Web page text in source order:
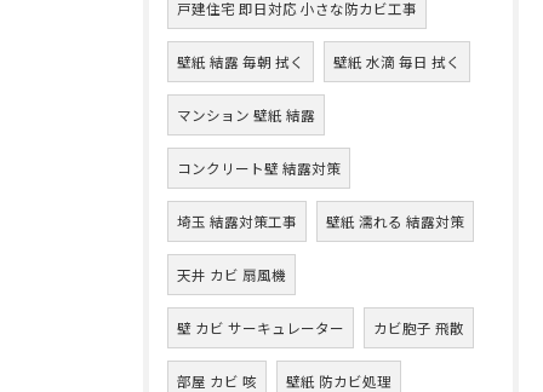
戸建住宅 即日対応 小さな防カビ工事
壁紙 結露 毎朝 拭く 壁紙 水滴 毎日 拭く
マンション 壁紙 結露
コンクリート壁 結露対策
埼玉 結露対策工事 壁紙 濡れる 結露対策
天井 カビ 扇風機
壁 カビ サーキュレーター カビ胞子 飛散
部屋 カビ 咳 壁紙 防カビ処理